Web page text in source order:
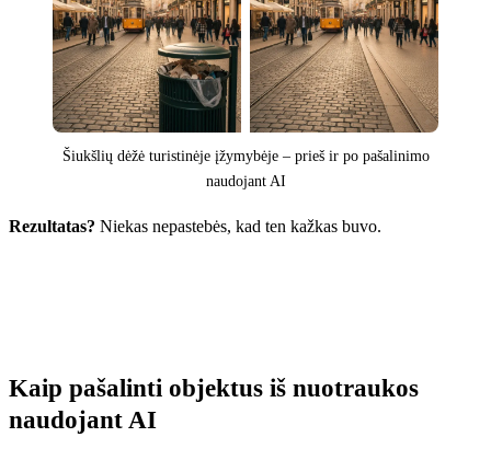
Šiukšlių dėžė turistinėje įžymybėje – prieš ir po pašalinimo
naudojant AI
Rezultatas? Niekas nepastebės, kad ten kažkas buvo.
Kaip pašalinti objektus iš nuotraukos
naudojant AI